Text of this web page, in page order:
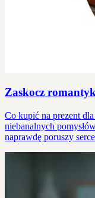
Zaskocz
Co kupić na prezent
niebanalnych
naprawdę poruszy